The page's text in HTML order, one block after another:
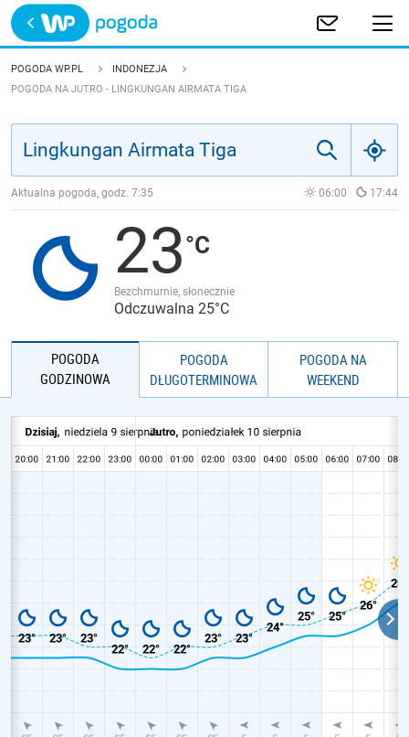
Trwa ładowanie
POLSKA
JAKOŚĆ POWIETRZA
POGODA WP.PL
INDONEZJA
POGODA NA JUTRO - LINGKUNGAN AIRMATA TIGA
Aktualna pogoda, godz. 7:35 06:00 17:44
23
Bezchmurnie, słonecznie
Odczuwalna 25°C
POGODA
GODZINOWA
POGODA
DŁUGOTERMINOWA
POGODA NA
WEEKEND